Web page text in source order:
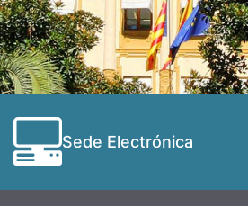
Sede Electrónica